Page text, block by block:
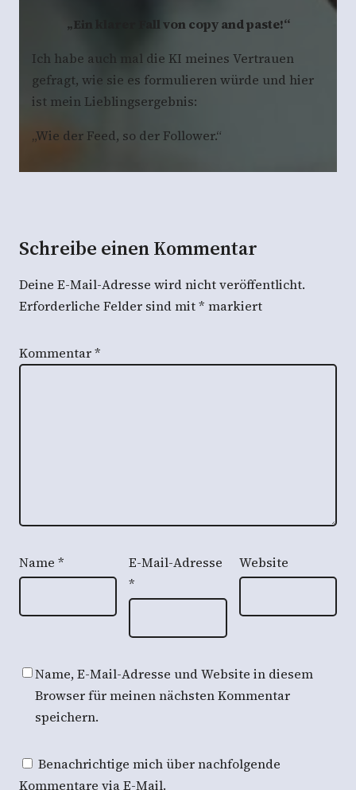
„Ein klarer Fall von copy and paste!“
Ich habe auch mal die KI meines Vertrauen
gefragt, wie sie es formulieren würde und hier
ist mein Lieblingsergebnis:
„Wie der Feed, so der Follower.“
Schreibe einen Kommentar
Deine E-Mail-Adresse wird nicht veröffentlicht.
Erforderliche Felder sind mit* markiert
Kommentar*
Name *
E-Mail-Adresse
*
Website
Name, E-Mail-Adresse und Website in diesem
Browser für meinen nächsten Kommentar
speichern.
Benachrichtige mich über nachfolgende
Kommentare via E-Mail.